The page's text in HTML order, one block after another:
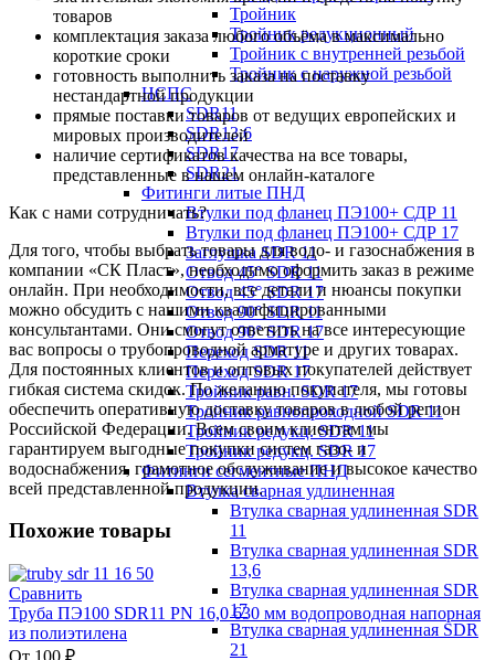
Тройник
Тройник редукционный
Тройник с внутренней резьбой
Тройник с наружной резьбой
НСПС
SDR11
SDR13,6
SDR17
SDR21
Фитинги литые ПНД
Втулки под фланец ПЭ100+ СДР 11
Втулки под фланец ПЭ100+ СДР 17
Заглушка SDR 11
Отвод 45° SDR 11
Отвод 45° SDR 17
Отвод 90° SDR 11
Отвод 90° SDR 17
Переход SDR 11
Переход SDR 17
Тройник равн. SDR 17
Тройник равнопроходной SDR 11
Тройник редукц. SDR 11
Тройник редукц. SDR 17
Фитинги сегментные ПНД
Втулка сварная удлиненная
Втулка сварная удлиненная SDR
11
Втулка сварная удлиненная SDR
13,6
Втулка сварная удлиненная SDR
17
Втулка сварная удлиненная SDR
21
товаров
комплектация заказа любого объёма в максимально
короткие сроки
готовность выполнить заказа на поставку
нестандартной продукции
прямые поставки товаров от ведущих европейских и
мировых производителей
наличие сертификатов качества на все товары,
представленные в нашем онлайн-каталоге
Как с нами сотрудничать?
Для того, чтобы выбрать товары для водо- и газоснабжения в
компании «СК Пласт», необходимо оформить заказ в режиме
онлайн. При необходимости, все детали и нюансы покупки
можно обсудить с нашими квалифицированными
консультантами. Они смогут ответить на все интересующие
вас вопросы о трубопроводной арматуре и других товарах.
Для постоянных клиентов и оптовых покупателей действует
гибкая система скидок. По желанию покупателя, мы готовы
обеспечить оперативную доставку товаров в любой регион
Российской Федерации. Всем своим клиентам мы
гарантируем выгодные покупки систем газо- и
водоснабжения, грамотное обслуживание и высокое качество
всей представленной продукции.
Похожие товары
Сравнить
Труба ПЭ100 SDR11 PN 16,0 630 мм водопроводная напорная
из полиэтилена